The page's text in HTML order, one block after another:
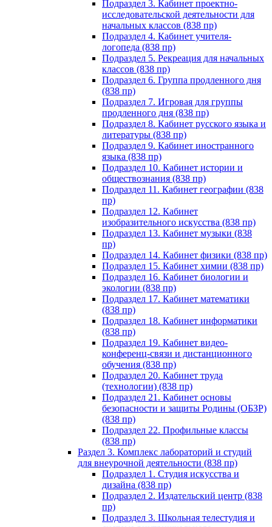
Подраздел 3. Кабинет проектно-
исследовательской деятельности для
начальных классов (838 пр)
Подраздел 4. Кабинет учителя-
логопеда (838 пр)
Подраздел 5. Рекреация для начальных
классов (838 пр)
Подраздел 6. Группа продленного дня
(838 пр)
Подраздел 7. Игровая для группы
продленного дня (838 пр)
Подраздел 8. Кабинет русского языка и
литературы (838 пр)
Подраздел 9. Кабинет иностранного
языка (838 пр)
Подраздел 10. Кабинет истории и
обществознания (838 пр)
Подраздел 11. Кабинет географии (838
пр)
Подраздел 12. Кабинет
изобразительного искусства (838 пр)
Подраздел 13. Кабинет музыки (838
пр)
Подраздел 14. Кабинет физики (838 пр)
Подраздел 15. Кабинет химии (838 пр)
Подраздел 16. Кабинет биологии и
экологии (838 пр)
Подраздел 17. Кабинет математики
(838 пр)
Подраздел 18. Кабинет информатики
(838 пр)
Подраздел 19. Кабинет видео-
конференц-связи и дистанционного
обучения (838 пр)
Подраздел 20. Кабинет труда
(технологии) (838 пр)
Подраздел 21. Кабинет основы
безопасности и защиты Родины (ОБЗР)
(838 пр)
Подраздел 22. Профильные классы
(838 пр)
Раздел 3. Комплекс лабораторий и студий
для внеурочной деятельности (838 пр)
Подраздел 1. Студия искусства и
дизайна (838 пр)
Подраздел 2. Издательский центр (838
пр)
Подраздел 3. Школьная телестудия и